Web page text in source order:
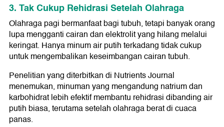
3. Tak Cukup Rehidrasi Setelah Olahraga
Olahraga pagi bermanfaat bagi tubuh, tetapi banyak orang
lupa mengganti cairan dan elektrolit yang hilang melalui
keringat. Hanya minum air putih terkadang tidak cukup
untuk mengembalikan keseimbangan cairan tubuh.
Penelitian yang diterbitkan di Nutrients Journal
menemukan, minuman yang mengandung natrium dan
karbohidrat lebih efektif membantu rehidrasi dibanding air
putih biasa, terutama setelah olahraga berat di cuaca
panas.